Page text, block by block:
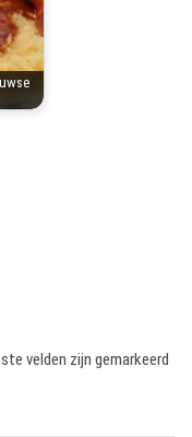
velden zijn gemarkeerd